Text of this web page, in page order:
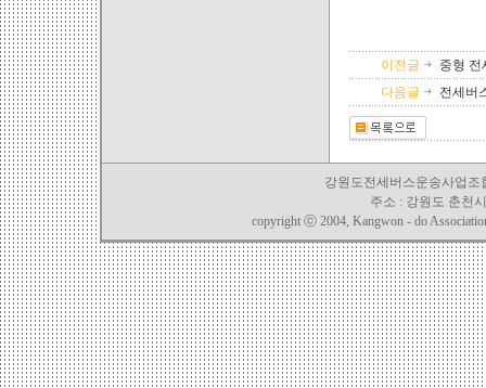
이전글
중형 전
다음글
전세버
강원도전세버스운송사업조
주소 : 강원도 춘천
copyright ⓒ 2004, Kangwon - do